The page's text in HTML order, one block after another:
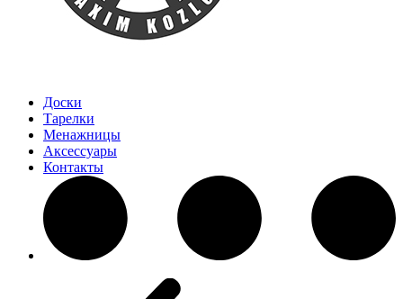
Доски
Тарелки
Менажницы
Аксессуары
Контакты